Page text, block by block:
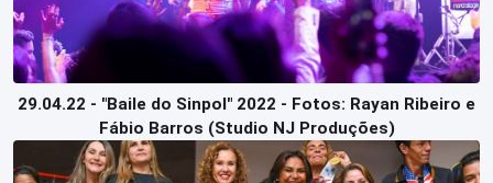
29.04.22 - "Baile do Sinpol" 2022 - Fotos: Rayan Ribeiro e
Fábio Barros (Studio NJ Produções)